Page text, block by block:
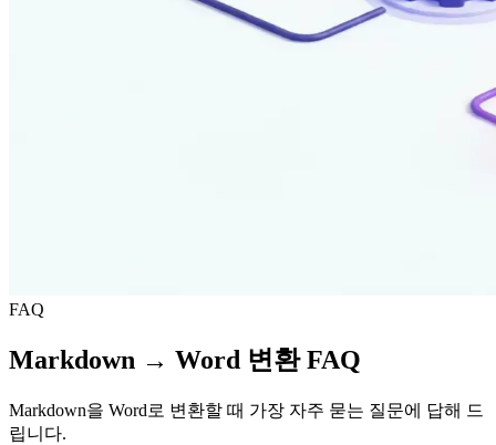
FAQ
Markdown → Word 변환 FAQ
Markdown을 Word로 변환할 때 가장 자주 묻는 질문에 답해 드
립니다.